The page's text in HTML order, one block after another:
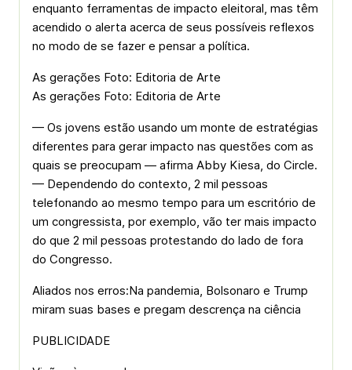
enquanto ferramentas de impacto eleitoral, mas têm
acendido o alerta acerca de seus possíveis reflexos
no modo de se fazer e pensar a política.
As gerações Foto: Editoria de Arte
As gerações Foto: Editoria de Arte
— Os jovens estão usando um monte de estratégias
diferentes para gerar impacto nas questões com as
quais se preocupam — afirma Abby Kiesa, do Circle.
— Dependendo do contexto, 2 mil pessoas
telefonando ao mesmo tempo para um escritório de
um congressista, por exemplo, vão ter mais impacto
do que 2 mil pessoas protestando do lado de fora
do Congresso.
Aliados nos erros:Na pandemia, Bolsonaro e Trump
miram suas bases e pregam descrença na ciência
PUBLICIDADE